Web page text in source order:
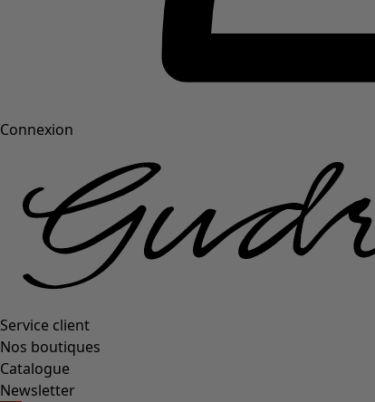
Connexion
Service client
Nos boutiques
Catalogue
Newsletter